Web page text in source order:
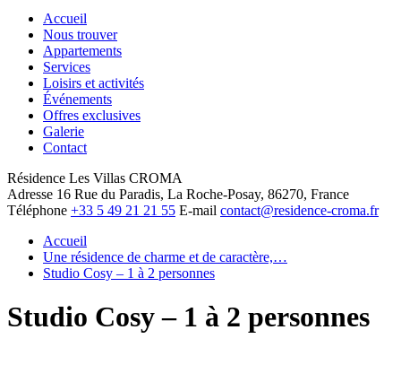
Accueil
Nous trouver
Appartements
Services
Loisirs et activités
Événements
Offres exclusives
Galerie
Contact
Résidence Les Villas CROMA
Adresse 16 Rue du Paradis, La Roche-Posay, 86270, France
Téléphone +33 5 49 21 21 55 E-mail contact@residence-croma.fr
Accueil
Une résidence de charme et de caractère,…
Studio Cosy – 1 à 2 personnes
Studio Cosy – 1 à 2 personnes